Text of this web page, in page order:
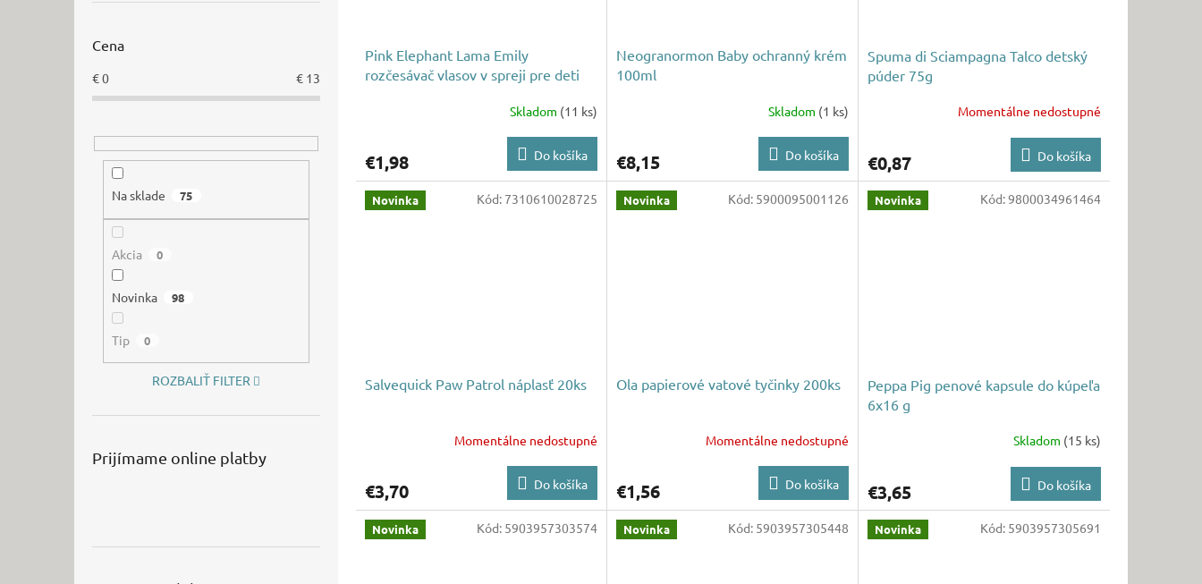
Cena
€0 € 13
Na sklade 75
Akcia 0
Novinka 98
Tip 0
ROZBALIŤ FILTER
Prijímame online platby
Pink Elephant Lama Emily
rozčesávač vlasov v spreji pre deti
Skladom (11 ks)
€1,98 Do košíka
Neogranormon Baby ochranný krém
100ml
Skladom (1 ks)
€8,15 Do košíka
Spuma di Sciampagna Talco detský
púder 75g
Momentálne nedostupné
€0,87 Do košíka
Novinka
Salvequick Paw Patrol náplasť 20ks
Momentálne nedostupné
€3,70 Do košíka
Kód: 7310610028725 Novinka
Ola papierové vatové tyčinky 200ks
Momentálne nedostupné
€1,56 Do košíka
Kód: 5900095001126 Novinka
Peppa Pig penové kapsule do kúpeľa
6x16 g
Skladom (15 ks)
€3,65 Do košíka
Kód:9800034961464
Novinka Kód: 5903957303574 Novinka Kód: 5903957305448 Novinka Kód: 5903957305691